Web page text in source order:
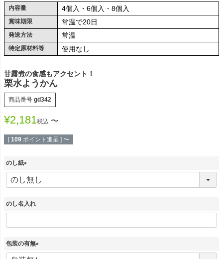
内容量 4個入・6個入・8個入
賞味期限 常温で20日
発送方法 常温
特定原材料等 使用なし
甘露煮の食感もアクセント！
栗水ようかん
商品番号 gd342
¥2,181税込 〜
[ 109 ポイント進呈 ] 〜
のし紙
必
)
のし名入れ
包装の有無
(